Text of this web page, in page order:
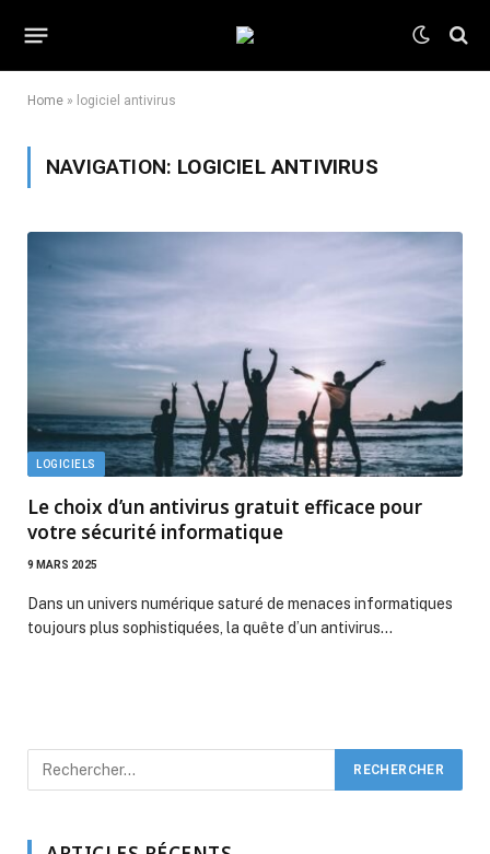
Home » logiciel antivirus
NAVIGATION: LOGICIEL ANTIVIRUS
LOGICIELS
Le choix d’un antivirus gratuit efficace pour
votre sécurité informatique
9 MARS 2025
Dans un univers numérique saturé de menaces informatiques
toujours plus sophistiquées, la quête d’un antivirus…